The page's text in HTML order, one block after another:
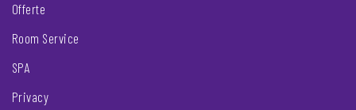
Offerte
Room Service
SPA
Privacy